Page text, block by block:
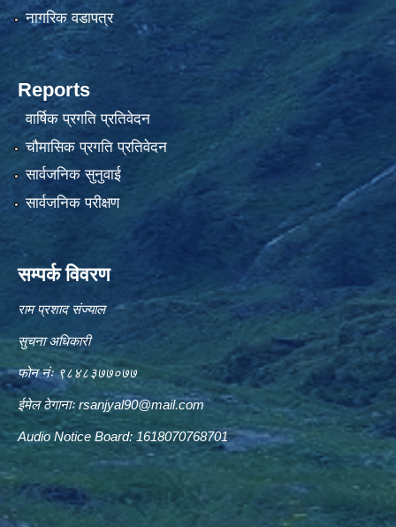
नागरिक वडापत्र
Reports
वार्षिक प्रगति प्रतिवेदन
चौमासिक प्रगति प्रतिवेदन
सार्वजनिक सुनुवाई
सार्वजनिक परीक्षण
सम्पर्क विवरण
राम प्रशाद संज्याल
सुचना अधिकारी
फोन नंः ९८४८३७७०७७
ईमेल ठेगानाःrsanjyal90@mail.com
Audio Notice Board: 1618070768701